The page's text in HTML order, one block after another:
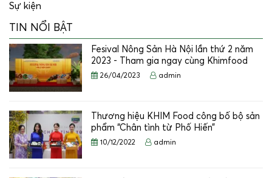
Sự kiện
TIN NỔI BẬT
Fesival Nông Sản Hà Nội lần thứ 2 năm
2023 - Tham gia ngay cùng Khimfood
26/04/2023 admin
Thương hiệu KHIM Food công bố bộ sản
phẩm “Chân tình từ Phố Hiến”
10/12/2022 admin